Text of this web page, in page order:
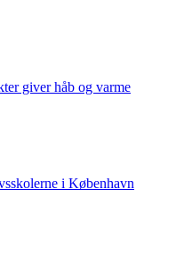
giver håb og varme
i København